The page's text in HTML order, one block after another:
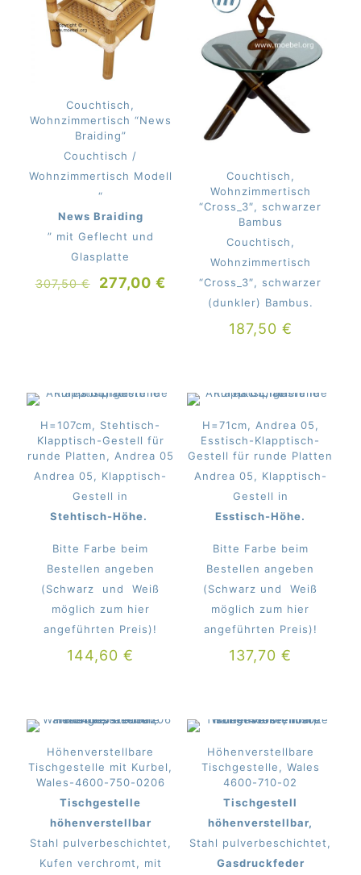
Couchtisch,
Wohnzimmertisch “News
Braiding”
Couchtisch /
Wohnzimmertisch Modell
“
News Braiding
” mit Geflecht und
Glasplatte
307,50€
Ursprünglicher
277,00 € Aktueller
Couchtisch,
Wohnzimmertisch
“Cross_3″, schwarzer
Bambus
Couchtisch,
Wohnzimmertisch
“Cross_3″, schwarzer
(dunkler) Bambus.
187,50 €
H=107cm, Stehtisch-
Klapptisch-Gestell für
runde Platten, Andrea 05
Andrea 05, Klapptisch-
Gestell in
Stehtisch-Höhe.
Bitte Farbe beim
Bestellen angeben
(Schwarz und Weiß
möglich zum hier
angeführten Preis)!
144,60€
H=71cm, Andrea 05,
Esstisch-Klapptisch-
Gestell für runde Platten
Andrea 05, Klapptisch-
Gestell in
Esstisch-Höhe.
Bitte Farbe beim
Bestellen angeben
(Schwarz und Weiß
möglich zum hier
angeführten Preis)!
137,70€
Höhenverstellbare
Tischgestelle mit Kurbel,
Wales-4600-750-0206
Tischgestelle
höhenverstellbar
Stahl pulverbeschichtet,
Kufen verchromt, mit
Höhenverstellbare
Tischgestelle, Wales
4600-710-02
Tischgestell
höhenverstellbar,
Stahl pulverbeschichtet,
Gasdruckfeder